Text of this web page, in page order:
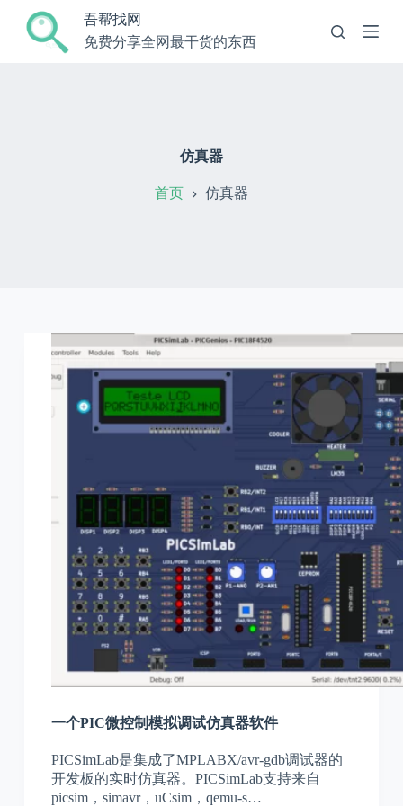
跳
过
吾帮找网
免费分享全网最干货的东西
仿真器
首页 仿真器
一个PIC微控制模拟调试仿真器软件
PICSimLab是集成了MPLABX/avr-gdb调试器的
开发板的实时仿真器。PICSimLab支持来自
picsim，simavr，uCsim，qemu-s…